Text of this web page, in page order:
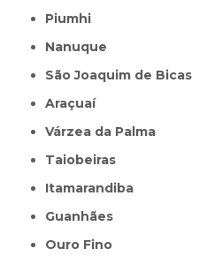
Piumhi
Nanuque
São Joaquim de Bicas
Araçuaí
Várzea da Palma
Taiobeiras
Itamarandiba
Guanhães
Ouro Fino